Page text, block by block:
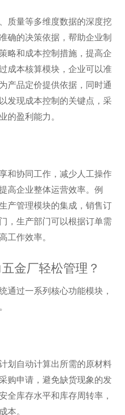
质量等多维度数据的深度挖
确的决策依据，帮助企业制
略和成本控制措施，提高企
成本核算模块，企业可以准
产品定价提供依据，同时通
发现成本控制的关键点，采
的盈利能力。
和协同工作，减少人工操作
高企业整体运营效率。例
产管理模块的集成，销售订
，生产部门可以根据订单需
工作效率。
金厂轻松管理？
通过一系列核心功能模块，
划自动计算出所需的原材料
购申请，避免缺货现象的发
全库存水平和库存周转率，
本。